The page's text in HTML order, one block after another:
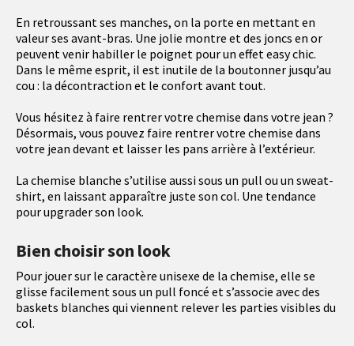
En retroussant ses manches, on la porte en mettant en
valeur ses avant-bras. Une jolie montre et des joncs en or
peuvent venir habiller le poignet pour un effet easy chic.
Dans le même esprit, il est inutile de la boutonner jusqu’au
cou : la décontraction et le confort avant tout.
Vous hésitez à faire rentrer votre chemise dans votre jean ?
Désormais, vous pouvez faire rentrer votre chemise dans
votre jean devant et laisser les pans arrière à l’extérieur.
La chemise blanche s’utilise aussi sous un pull ou un sweat-
shirt, en laissant apparaître juste son col. Une tendance
pour upgrader son look.
Bien choisir son look
Pour jouer sur le caractère unisexe de la chemise, elle se
glisse facilement sous un pull foncé et s’associe avec des
baskets blanches qui viennent relever les parties visibles du
col.